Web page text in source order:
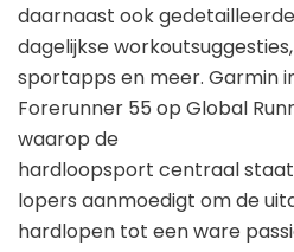
daarnaast ook
dagelijkse
sportapps en meer. Garmin
Forerunner 55 op Global
waarop de
hardloopsport centraal
lopers aanmoedigt om de
hardlopen tot een ware